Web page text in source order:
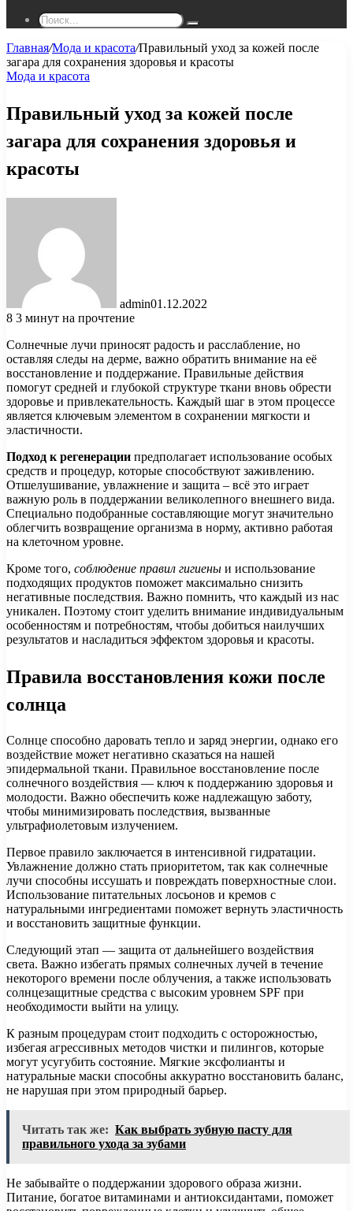
Поиск...
Главная/Мода и красота/Правильный уход за кожей после
загара для сохранения здоровья и красоты
Мода и красота
Правильный уход за кожей после
загара для сохранения здоровья и
красоты
admin01.12.2022
8 3 минут на прочтение
Солнечные лучи приносят радость и расслабление, но
оставляя следы на дерме, важно обратить внимание на её
восстановление и поддержание. Правильные действия
помогут средней и глубокой структуре ткани вновь обрести
здоровье и привлекательность. Каждый шаг в этом процессе
является ключевым элементом в сохранении мягкости и
эластичности.
Подход к регенерации предполагает использование особых
средств и процедур, которые способствуют заживлению.
Отшелушивание, увлажнение и защита – всё это играет
важную роль в поддержании великолепного внешнего вида.
Специально подобранные составляющие могут значительно
облегчить возвращение организма в норму, активно работая
на клеточном уровне.
Кроме того, соблюдение правил гигиены и использование
подходящих продуктов поможет максимально снизить
негативные последствия. Важно помнить, что каждый из нас
уникален. Поэтому стоит уделить внимание индивидуальным
особенностям и потребностям, чтобы добиться наилучших
результатов и насладиться эффектом здоровья и красоты.
Правила восстановления кожи после
солнца
Солнце способно даровать тепло и заряд энергии, однако его
воздействие может негативно сказаться на нашей
эпидермальной ткани. Правильное восстановление после
солнечного воздействия — ключ к поддержанию здоровья и
молодости. Важно обеспечить коже надлежащую заботу,
чтобы минимизировать последствия, вызванные
ультрафиолетовым излучением.
Первое правило заключается в интенсивной гидратации.
Увлажнение должно стать приоритетом, так как солнечные
лучи способны иссушать и повреждать поверхностные слои.
Использование питательных лосьонов и кремов с
натуральными ингредиентами поможет вернуть эластичность
и восстановить защитные функции.
Следующий этап — защита от дальнейшего воздействия
света. Важно избегать прямых солнечных лучей в течение
некоторого времени после облучения, а также использовать
солнцезащитные средства с высоким уровнем SPF при
необходимости выйти на улицу.
К разным процедурам стоит подходить с осторожностью,
избегая агрессивных методов чистки и пилингов, которые
могут усугубить состояние. Мягкие эксфолианты и
натуральные маски способны аккуратно восстановить баланс,
не нарушая при этом природный барьер.
Читать так же: Как выбрать зубную пасту для
правильного ухода за зубами
Не забывайте о поддержании здорового образа жизни.
Питание, богатое витаминами и антиоксидантами, поможет